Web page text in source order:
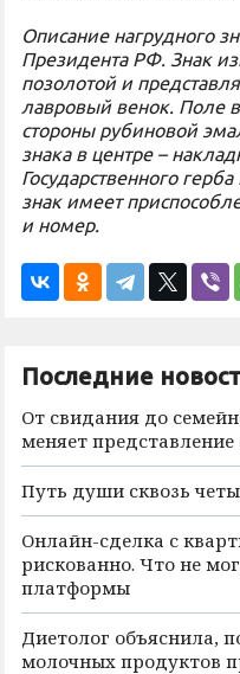
Описание нагрудного
Президента РФ. Знак
позолотой и
лавровый венок. Поле
стороны рубиновой
знака в центре –
Государственного
знак имеет
и номер.
Последние
От свидания до
меняет
Путь души сквозь
Онлайн-сделка с
рискованно. Что не
платформы
Диетолог объяснила,
молочных продуктов